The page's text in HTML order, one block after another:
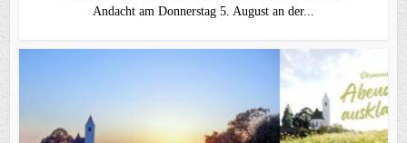
Andacht am Donnerstag 5. August an der...